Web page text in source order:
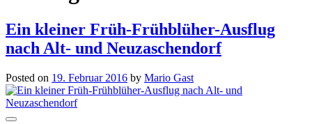
Ein kleiner Früh-Frühblüher-Ausflug
nach Alt- und Neuzaschendorf
Posted on 19. Februar 2016 by Mario Gast